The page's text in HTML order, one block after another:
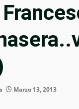
Marzo 13, 2013